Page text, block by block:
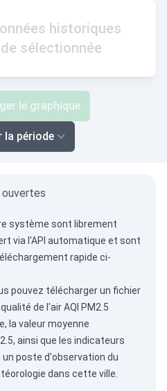
historiques
sélectionnée
le graphique
la période
ouvertes
système sont librement
via l'API automatique et sont
rapide ci-
pouvez télécharger un fichier
de l'air AQI PM2.5
la valeur moyenne
ainsi que les indicateurs
poste d'observation du
dans cette ville.